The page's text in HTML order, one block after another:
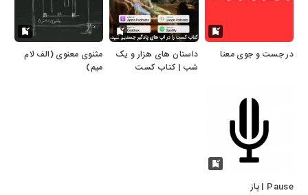
در جست و جوی معنا
داستان های هزار و یک
شب | کتاب کست
مثنوی معنوی (الف لام
میم)
Pause | پاز